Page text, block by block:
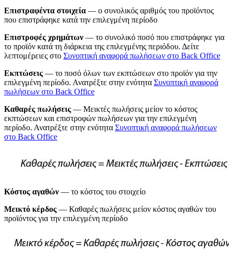
Επιστραφέντα στοιχεία — ο συνολικός αριθμός του προϊόντος
που επιστράφηκε κατά την επιλεγμένη περίοδο
Επιστροφές χρημάτων — το συνολικό ποσό που επιστράφηκε για
το προϊόν κατά τη διάρκεια της επιλεγμένης περιόδου. Δείτε
λεπτομέρειες στο Συνοπτική αναφορά πωλήσεων στο Back Office
Εκπτώσεις — το ποσό όλων των εκπτώσεων στο προϊόν για την
επιλεγμένη περίοδο. Ανατρέξτε στην ενότητα Συνοπτική αναφορά
πωλήσεων στο Back Office
Καθαρές πωλήσεις — Μεικτές πωλήσεις μείον το κόστος
εκπτώσεων και επιστροφών πωλήσεων για την επιλεγμένη
περίοδο. Ανατρέξτε στην ενότητα Συνοπτική αναφορά πωλήσεων
στο Back Office
Κόστος αγαθών — το κόστος του στοιχείο
Μεικτό κέρδος — Καθαρές πωλήσεις μείον κόστος αγαθών του
προϊόντος για την επιλεγμένη περίοδο